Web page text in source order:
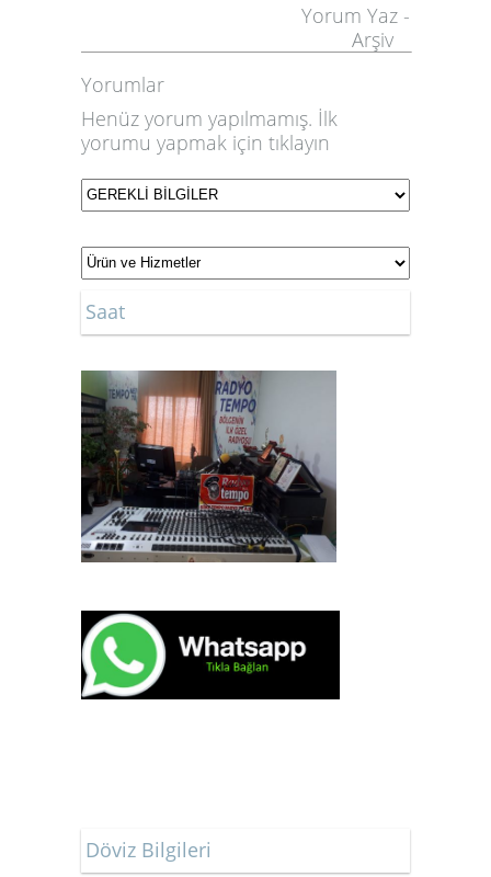
Yorum Yaz -
Arşiv
Yorumlar
Henüz yorum yapılmamış. İlk
yorumu yapmak için tıklayın
Saat
Döviz Bilgileri